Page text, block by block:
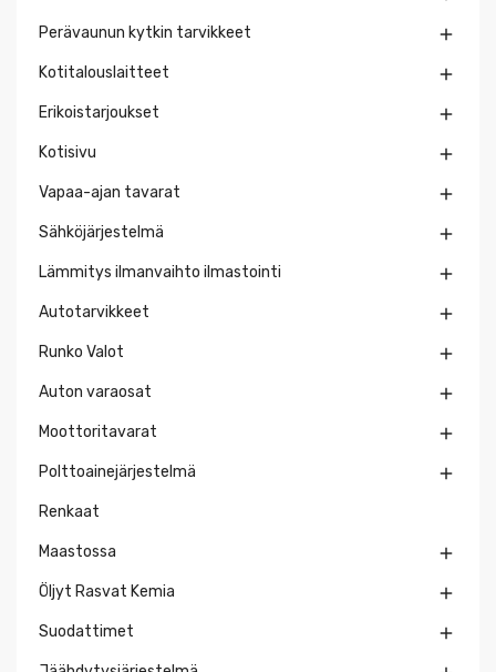
Perävaunun kytkin tarvikkeet 
Kotitalouslaitteet 
Erikoistarjoukset 
Kotisivu 
Vapaa-ajan tavarat 
Sähköjärjestelmä 
Lämmitys ilmanvaihto ilmastointi 
Autotarvikkeet 
Runko Valot 
Auton varaosat 
Moottoritavarat 
Polttoainejärjestelmä 
Renkaat
Maastossa 
Öljyt Rasvat Kemia 
Suodattimet 